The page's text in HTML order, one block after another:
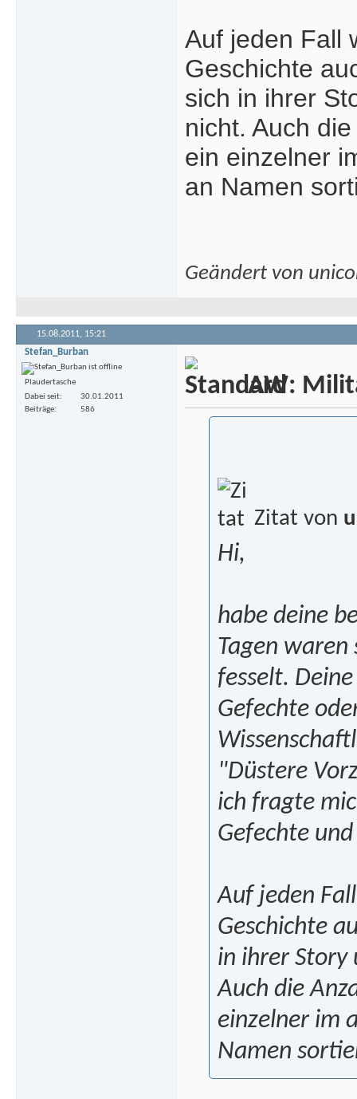
Auf jeden Fall
Geschichte
sich in ihrer
nicht. Auch
ein einzelner
an Namen
Geändert von
15.08.2011, 15:21
Stefan_Burban
Plaudertasche
Dabei seit
30.01.2011
Beiträge
586
AW:
Zitat von
Hi,
habe deine
Tagen waren
fesselt.
Gefechte
"Düstere
ich fragte
Gefechte
Auf jeden
Geschichte
in ihrer Story
Auch die
einzelner im
Namen